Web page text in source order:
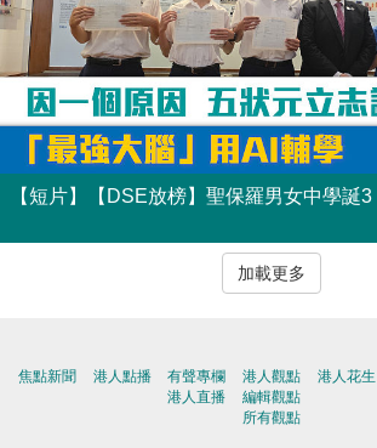
加載更多
焦點新聞 港人點播
有聲專欄
港人直播
港人觀點
編輯觀點
所有觀點
港人花生